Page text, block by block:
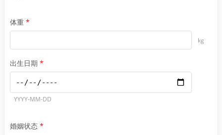
体重
kg
出生日期
YYYY-MM-DD
婚姻状态